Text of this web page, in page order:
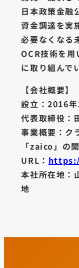
日本政策金融
資金調達を実
必要なくなる
OCR技術を
に取り組んで
【会社概要】
設立：2016
代表取締役：
事業概要：ク
「zaico」の
URL：
本社所在地：
地